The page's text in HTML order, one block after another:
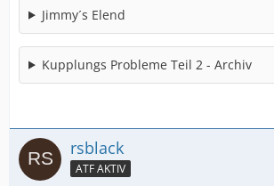
Jimmy´s Elend
Kupplungs Probleme Teil 2 - Archiv
rsblack
ATF AKTIV